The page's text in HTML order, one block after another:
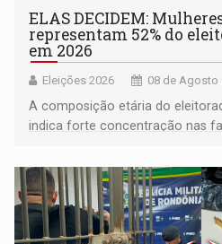
ELAS DECIDEM:
representam 52% do
em 2026
Eleições 2026 08 de Agosto
A composição etária do
indica forte concentração nas